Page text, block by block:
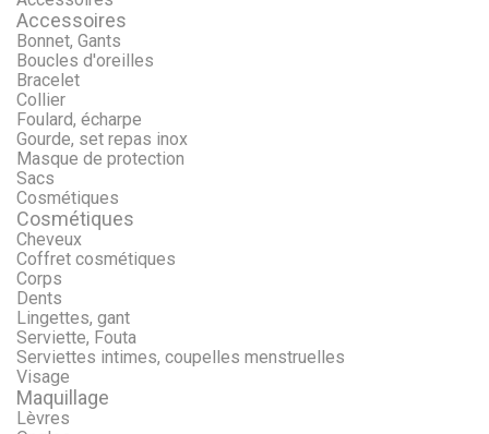
Accessoires
Bonnet, Gants
Boucles d'oreilles
Bracelet
Collier
Foulard, écharpe
Gourde, set repas inox
Masque de protection
Sacs
Cosmétiques
Cosmétiques
Cheveux
Coffret cosmétiques
Corps
Dents
Lingettes, gant
Serviette, Fouta
Serviettes intimes, coupelles menstruelles
Visage
Maquillage
Lèvres